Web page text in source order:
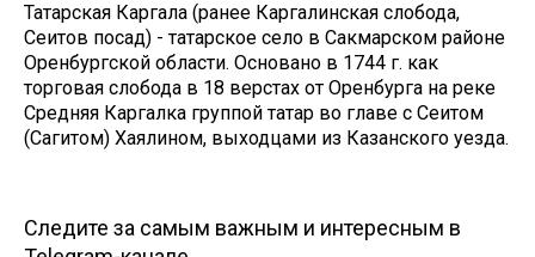
Татарская Каргала (ранее Каргалинская слобода,
Сеитов посад) - татарское село в Сакмарском районе
Оренбургской области. Основано в 1744 г. как
торговая слобода в 18 верстах от Оренбурга на реке
Средняя Каргалка группой татар во главе с Сеитом
(Сагитом) Хаялином, выходцами из Казанского уезда.
Следите за самым важным и интересным в